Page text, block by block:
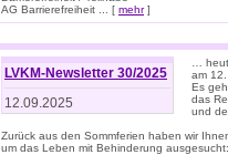
AG Barrierefreiheit ... [ mehr]
LVKM-Newsletter 30/2025
12.09.2025
…
am
Es
das
und
Zurück aus den Sommferien haben wir
um das Leben mit Behinderung ausgesucht: